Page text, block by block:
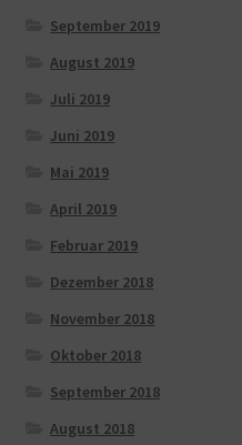
September 2019
August 2019
Juli 2019
Juni 2019
Mai 2019
April 2019
Februar 2019
Dezember 2018
November 2018
Oktober 2018
September 2018
August 2018